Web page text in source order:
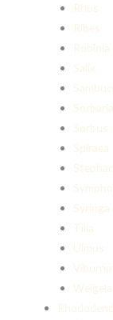
Rhus
Ribes
Robinia
Salix
Sorbaria
Sorbus
Spiraea
Syringa
Tilia
Ulmus
Weigela